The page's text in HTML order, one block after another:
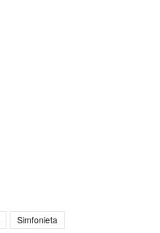
Simfonieta